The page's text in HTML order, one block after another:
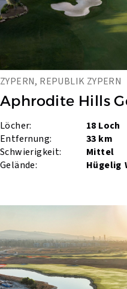
ZYPERN, REPUBLIK ZYPERN
Aphrodite Hills
Löcher:
18 Loch
Entfernung:
33 km
Schwierigkeit:
Mittel
Gelände:
Hügelig